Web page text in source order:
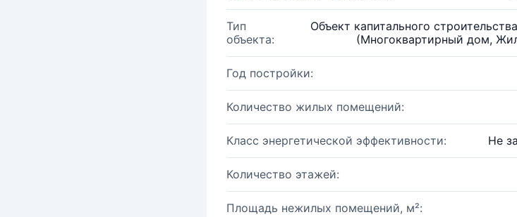
Тип
объекта:
Объект капитального
(Многоквартирный дом,
Год постройки:
Количество жилых помещений:
Класс энергетической эффективности: Не
Количество этажей:
Площадь нежилых помещений, м²: